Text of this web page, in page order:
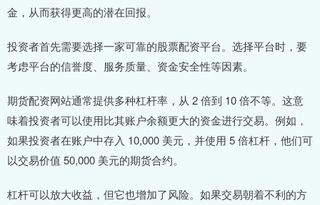
金，从而获得更高的潜在回报。
投资者首先需要选择一家可靠的股票配资平台。选择平台时，要
考虑平台的信誉度、服务质量、资金安全性等因素。
期货配资网站通常提供多种杠杆率，从 2 倍到 10 倍不等。这意
味着投资者可以使用比其账户余额更大的资金进行交易。例如，
如果投资者在账户中存入 10,000 美元，并使用 5 倍杠杆，他们可
以交易价值 50,000 美元的期货合约。
杠杆可以放大收益，但它也增加了风险。如果交易朝着不利的方